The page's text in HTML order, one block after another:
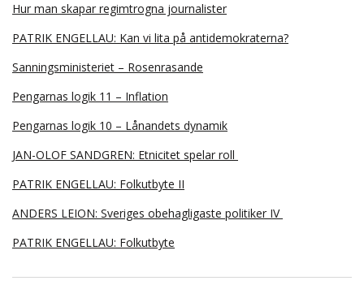
Hur man skapar regimtrogna journalister
PATRIK ENGELLAU: Kan vi lita på antidemokraterna?
Sanningsministeriet – Rosenrasande
Pengarnas logik 11 – Inflation
Pengarnas logik 10 – Lånandets dynamik
JAN-OLOF SANDGREN: Etnicitet spelar roll
PATRIK ENGELLAU: Folkutbyte II
ANDERS LEION: Sveriges obehagligaste politiker IV
PATRIK ENGELLAU: Folkutbyte